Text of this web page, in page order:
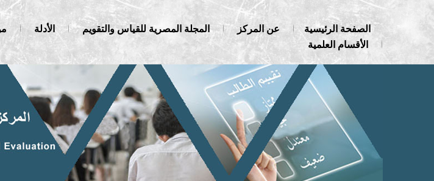
الصفحة الرئيسية عن المركز المجلة المصرية للقياس والتقويم الأدلة
الأقسام العلمية